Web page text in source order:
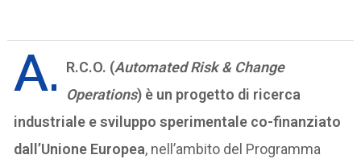
A. R.C.O. (Automated Risk & Change
Operations) è un progetto di ricerca
industriale e sviluppo sperimentale co-finanziato
dall’Unione Europea, nell’ambito del Programma